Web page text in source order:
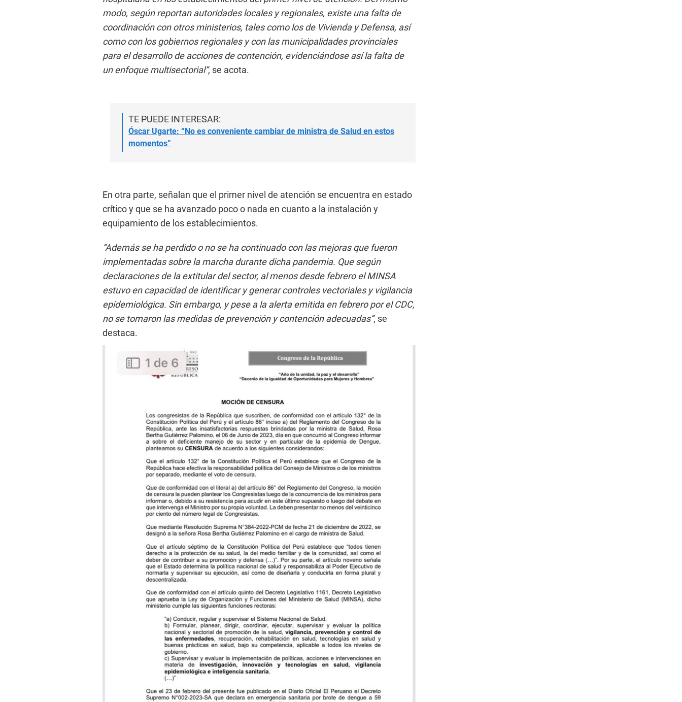
modo, según reportan autoridades locales y regionales, existe una falta de
coordinación con otros ministerios, tales como los de Vivienda y Defensa, así
como con los gobiernos regionales y con las municipalidades provinciales
para el desarrollo de acciones de contención, evidenciándose así la falta de
un enfoque multisectorial”, se acota.
TE PUEDE INTERESAR:
Óscar Ugarte: “No es conveniente cambiar de ministra de Salud en estos
momentos”
En otra parte, señalan que el primer nivel de atención se encuentra en estado
crítico y que se ha avanzado poco o nada en cuanto a la instalación y
equipamiento de los establecimientos.
“Además se ha perdido o no se ha continuado con las mejoras que fueron
implementadas sobre la marcha durante dicha pandemia. Que según
declaraciones de la extitular del sector, al menos desde febrero el MINSA
estuvo en capacidad de identificar y generar controles vectoriales y vigilancia
epidemiológica. Sin embargo, y pese a la alerta emitida en febrero por el CDC,
no se tomaron las medidas de prevención y contención adecuadas”, se
destaca.